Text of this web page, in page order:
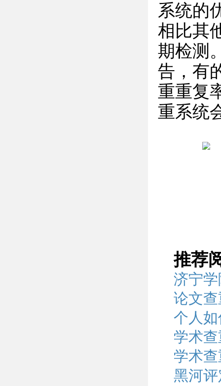
系统的
相比其
期检测
告，有
重重复
重系统
推荐
济宁
论文
个人
学术
学术
黑河